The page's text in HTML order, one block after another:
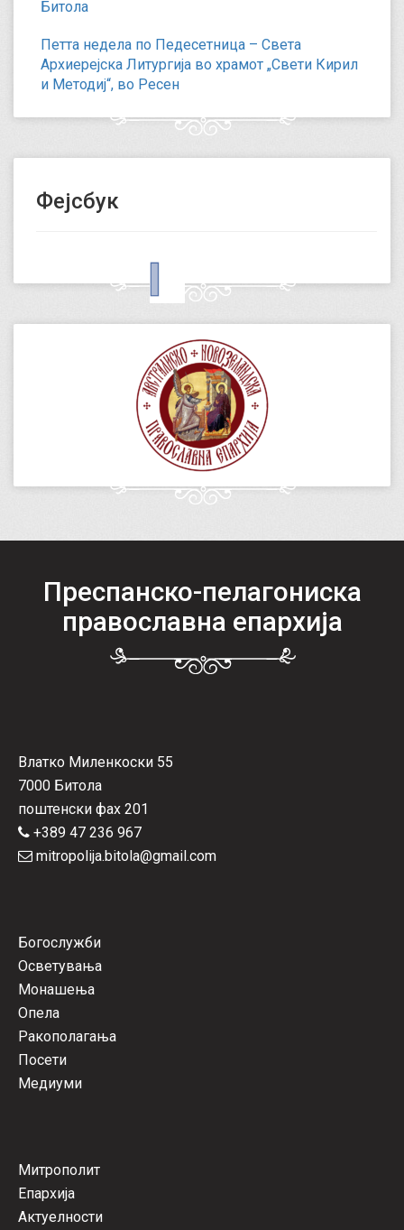
Битола
Петта недела по Педесетница – Света
Архиерејска Литургија во храмот „Свети Кирил
и Методиј“, во Ресен
Фејсбук
Преспанско-пелагониска
православна епархија
Влатко Миленкоски 55
7000 Битола
поштенски фах 201
+389 47 236 967
mitropolija.bitola@gmail.com
Богослужби
Осветувања
Монашења
Опела
Ракополагања
Посети
Медиуми
Митрополит
Епархија
Актуелности